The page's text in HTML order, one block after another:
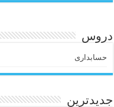
دروس
حسابداری
جدیدترین